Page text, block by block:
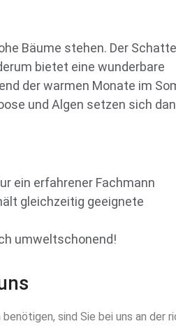
Bäume stehen. Der
bietet eine wunderbare
der warmen Monate im
und Algen setzen sich
ein erfahrener Fachmann
gleichzeitig geeignete
umweltschonend!
sind Sie bei uns an der